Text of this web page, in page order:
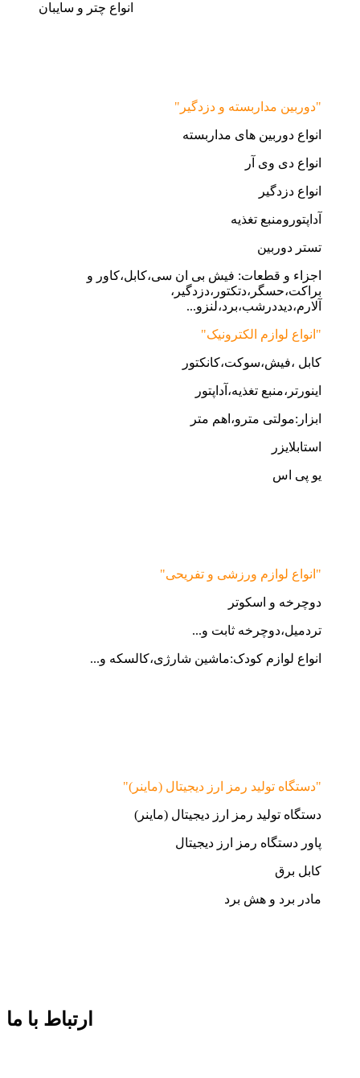
انواع چتر و سایبان
"دوربین مداربسته و دزدگیر"
انواع دوربین های مداربسته
انواع دی وی آر
انواع دزدگیر
آداپتورومنبع تغذیه
تستر دوربین
اجزاء و قطعات: فیش بی ان سی،کابل،کاور و
براکت،حسگر،دتکتور،دزدگیر،
آلارم،دیددرشب،برد،لنزو...
"انواع لوازم الکترونیک"
کابل ،فیش،سوکت،کانکتور
اینورتر،منبع تغذیه،آداپتور
ابزار:مولتی مترو،اهم متر
استابلایزر
یو پی اس
"انواع لوازم ورزشی و تفریحی"
دوچرخه و اسکوتر
تردمیل،دوچرخه ثابت و...
انواع لوازم کودک:ماشین شارژی،کالسکه و...
"دستگاه تولید رمز ارز دیجیتال (ماینر)"
دستگاه تولید رمز ارز دیجیتال (ماینر)
پاور دستگاه رمز ارز دیجیتال
کابل برق
مادر برد و هش برد
ارتباط با ما